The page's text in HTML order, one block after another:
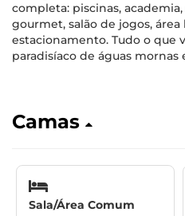
completa: piscinas,
gourmet, salão de jogos,
estacionamento. Tudo o que
paradisíaco de águas mornas
Camas
Sala/Área Comum